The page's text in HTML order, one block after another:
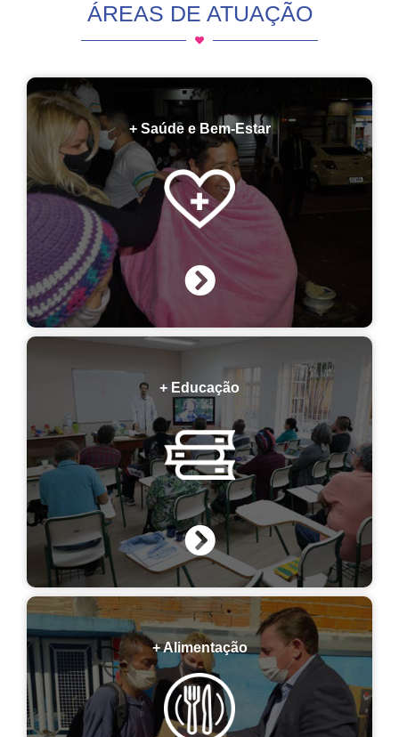
ÁREAS DE ATUAÇÃO
+ Saúde e Bem-Estar
+ Educação
+ Alimentação